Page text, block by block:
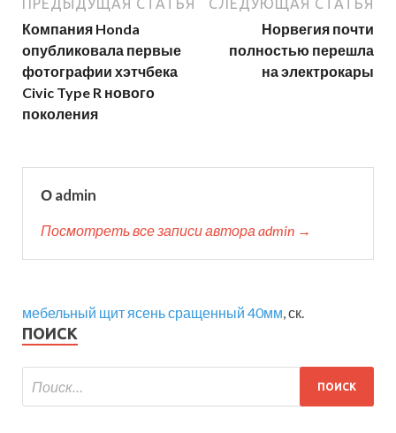
ПРЕДЫДУЩАЯ СТАТЬЯ
Компания Honda
опубликовала первые
фотографии хэтчбека
Civic Type R нового
поколения
СЛЕДУЮЩАЯ СТАТЬЯ
Норвегия почти
полностью перешла
на электрокары
О admin
Посмотреть все записи автора admin →
мебельный щит ясень сращенный 40мм, ск.
ПОИСК